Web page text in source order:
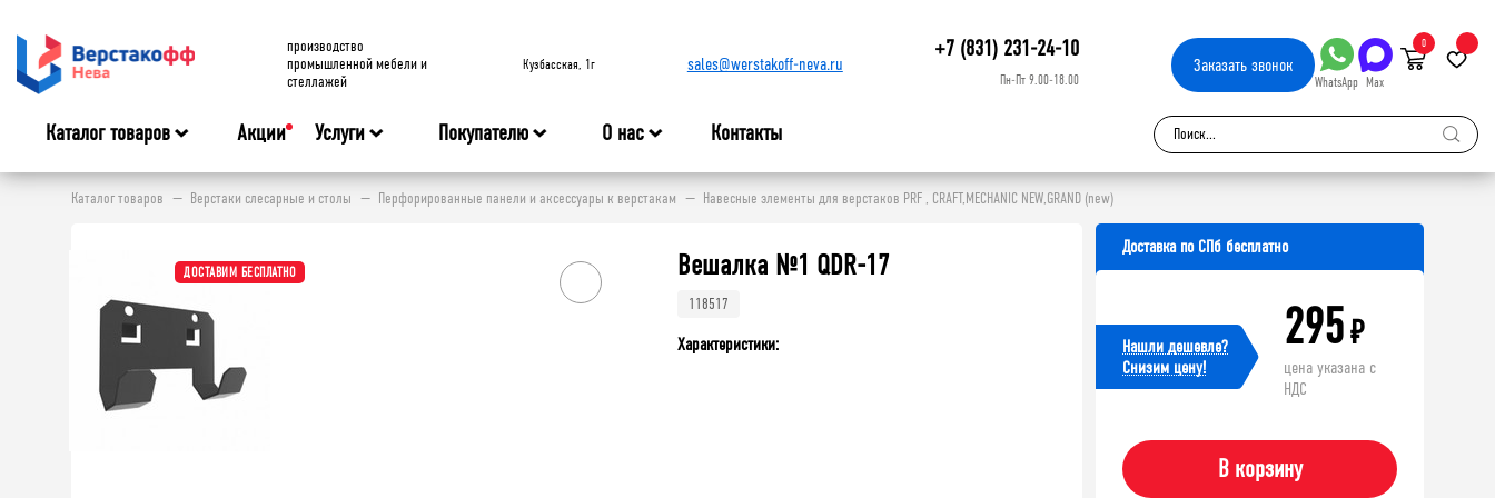
производство
промышленной мебели и
стеллажей
Кузбасская, 1г sales@werstakoff-neva.ru
+7 (831) 231-24-10
Пн-Пт 9.00-18.00
Заказатьзвонок
WhatsApp Max
0
Каталог товаров Акции Услуги Покупателю О нас Контакты
Каталог товаров Верстаки слесарные и столы Перфорированные панели и аксессуары к верстакам Навесные элементы для верстаков PRF , CRAFT,MECHANIC NEW,GRAND (new)
ДОСТАВИМ БЕСПЛАТНО Вешалка №1 QDR-17
118517
Характеристики:
Доставка по СПб бесплатно
Нашли дешевле?
Cнизим цену!
295₽
цена указана с
НДС
В корзину